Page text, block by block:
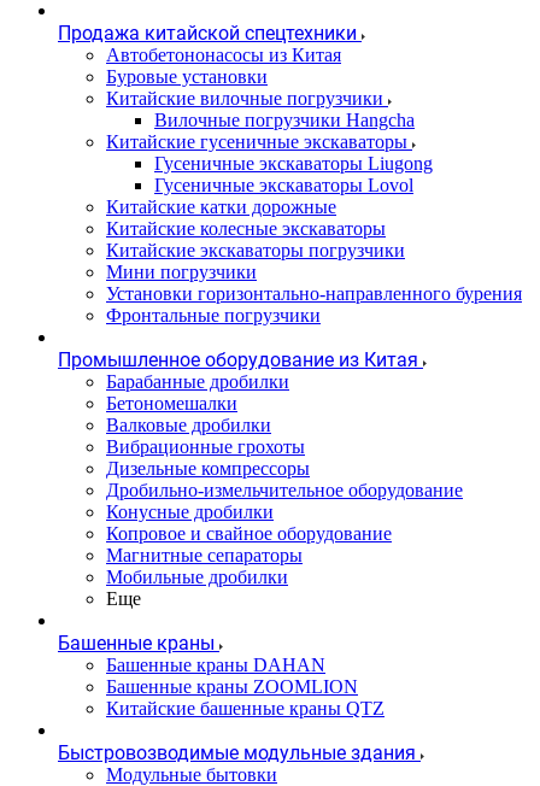
Продажа китайской спецтехники
Автобетононасосы из Китая
Буровые установки
Китайские вилочные погрузчики
Вилочные погрузчики Hangcha
Китайские гусеничные экскаваторы
Гусеничные экскаваторы Liugong
Гусеничные экскаваторы Lovol
Китайские катки дорожные
Китайские колесные экскаваторы
Китайские экскаваторы погрузчики
Мини погрузчики
Установки горизонтально-направленного бурения
Фронтальные погрузчики
Промышленное оборудование из Китая
Барабанные дробилки
Бетономешалки
Валковые дробилки
Вибрационные грохоты
Дизельные компрессоры
Дробильно-измельчительное оборудование
Конусные дробилки
Копровое и свайное оборудование
Магнитные сепараторы
Мобильные дробилки
Еще
Башенные краны
Башенные краны DAHAN
Башенные краны ZOOMLION
Китайские башенные краны QTZ
Быстровозводимые модульные здания
Модульные бытовки